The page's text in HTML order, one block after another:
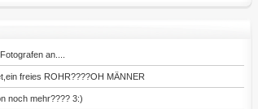
an....
freies ROHR????OH MÄNNER
noch mehr???? 3:)